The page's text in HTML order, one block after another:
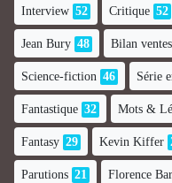
Interview 52 Critique 52
Jean Bury 48 Bilan
Science-fiction 46 Série
Fantastique 32 Mots &
Fantasy 29 Kevin Kiffer
Parutions 21 Florence